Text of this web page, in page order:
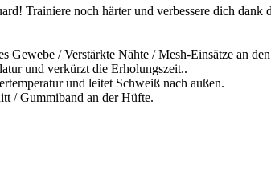
Trainiere noch härter und verbessere dich
/ Verstärkte Nähte / Mesh-Einsätze an
und verkürzt die Erholungszeit..
und leitet Schweiß nach außen.
/ Gummiband an der Hüfte.